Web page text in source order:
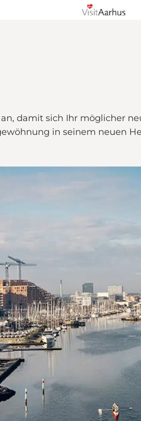
damit sich Ihr möglicher
in seinem neuen